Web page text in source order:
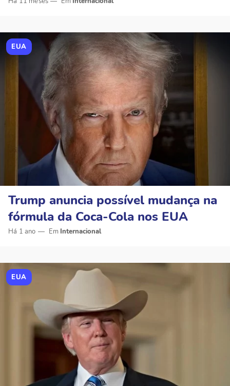
EUA
Trump anuncia possível mudança na
fórmula da Coca-Cola nos EUA
Há 1 ano Internacional
EUA